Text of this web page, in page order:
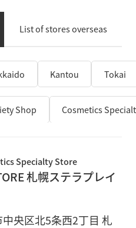
List of stores overseas
Kantou Tokai
Shop Cosmetics
Specialty Store
札幌ステラプレイ
央区北5条西2丁目 札